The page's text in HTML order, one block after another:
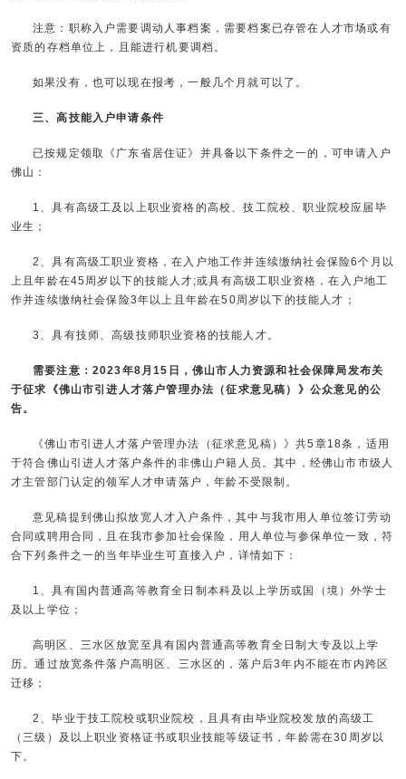
注意：职称入户需要调动人事档案，需要档案已存管在人才市场或有
资质的存档单位上，且能进行机要调档。
如果没有，也可以现在报考，一般几个月就可以了。
三、高技能入户申请条件
已按规定领取《广东省居住证》并具备以下条件之一的，可申请入户
佛山：
1、具有高级工及以上职业资格的高校、技工院校、职业院校应届毕
业生；
2、具有高级工职业资格，在入户地工作并连续缴纳社会保险6个月以
上且年龄在45周岁以下的技能人才;或具有高级工职业资格，在入户地工
作并连续缴纳社会保险3年以上且年龄在50周岁以下的技能人才；
3、具有技师、高级技师职业资格的技能人才。
需要注意：2023年8月15日，佛山市人力资源和社会保障局发布关
于征求《佛山市引进人才落户管理办法（征求意见稿）》公众意见的公
告。
《佛山市引进人才落户管理办法（征求意见稿）》共5章18条，适用
于符合佛山引进人才落户条件的非佛山户籍人员。其中，经佛山市市级人
才主管部门认定的领军人才申请落户，年龄不受限制。
意见稿提到佛山拟放宽人才入户条件，其中与我市用人单位签订劳动
合同或聘用合同，且在我市参加社会保险，用人单位与参保单位一致，符
合下列条件之一的当年毕业生可直接入户，详情如下：
1、具有国内普通高等教育全日制本科及以上学历或国（境）外学士
及以上学位；
高明区、三水区放宽至具有国内普通高等教育全日制大专及以上学
历。通过放宽条件落户高明区、三水区的，落户后3年内不能在市内跨区
迁移；
2、毕业于技工院校或职业院校，且具有由毕业院校发放的高级工
（三级）及以上职业资格证书或职业技能等级证书，年龄需在30周岁以
下。